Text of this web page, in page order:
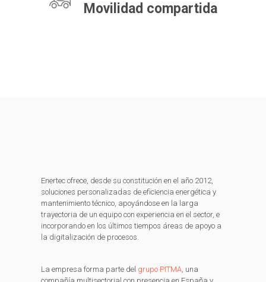
Movilidad compartida
Enertec ofrece, desde su constitución en el año 2012,
soluciones personalizadas de eficiencia energética y
mantenimiento técnico, apoyándose en la larga
trayectoria de un equipo con experiencia en el sector, e
incorporando en los últimos tiempos áreas de apoyo a
la digitalización de procesos.
La empresa forma parte del grupo PITMA, una